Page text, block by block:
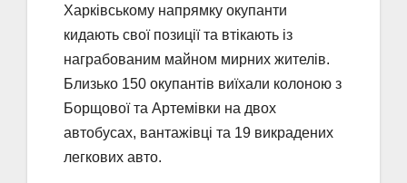
Харківському напрямку окупанти
кидають свої позиції та втікають із
награбованим майном мирних жителів.
Близько 150 окупантів виїхали колоною з
Борщової та Артемівки на двох
автобусах, вантажівці та 19 викрадених
легкових авто.